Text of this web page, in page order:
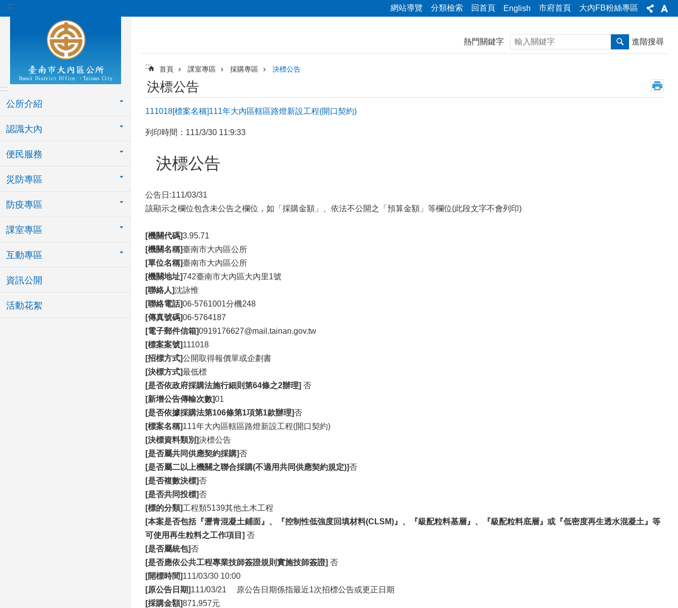
跳到主要內容區塊
::: 網站導覽 分類檢索 回首頁 English 市府首頁 大內FB粉絲專區
:::
公所介紹
認識大內
便民服務
災防專區
防疫專區
課室專區
互動專區
資訊公開
活動花絮
熱門關鍵字 搜尋 進階搜尋
::: 首頁 課室專區 採購專區 決標公告
決標公告
111018[標案名稱]111年大內區轄區路燈新設工程(開口契約)
列印時間：111/3/30 11:9:33
決標公告
公告日:111/03/31
該顯示之欄位包含未公告之欄位，如「採購金額」、依法不公開之「預算金額」等欄位(此段文字不會列印)
[機關代碼]3.95.71
[機關名稱]臺南市大內區公所
[單位名稱]臺南市大內區公所
[機關地址]742臺南市大內區大內里1號
[聯絡人]沈詠惟
[聯絡電話]06-5761001分機248
[傳真號碼]06-5764187
[電子郵件信箱]0919176627@mail.tainan.gov.tw
[標案案號]111018
[招標方式]公開取得報價單或企劃書
[決標方式]最低標
[是否依政府採購法施行細則第64條之2辦理] 否
[新增公告傳輸次數]01
[是否依據採購法第106條第1項第1款辦理]否
[標案名稱]111年大內區轄區路燈新設工程(開口契約)
[決標資料類別]決標公告
[是否屬共同供應契約採購]否
[是否屬二以上機關之聯合採購(不適用共同供應契約規定)]否
[是否複數決標]否
[是否共同投標]否
[標的分類]工程類5139其他土木工程
[本案是否包括『瀝青混凝土鋪面』、『控制性低強度回填材料(CLSM)』、『級配粒料基層』、『級配粒料底層』或『低密度再生透水混凝土』等
可使用再生粒料之工作項目] 否
[是否屬統包]否
[是否應依公共工程專業技師簽證規則實施技師簽證] 否
[開標時間]111/03/30 10:00
[原公告日期]111/03/21 原公告日期係指最近1次招標公告或更正日期
[採購金額]871,957元